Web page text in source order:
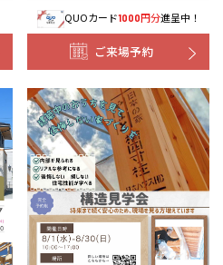
QUOカード1000円分進呈中！
ご来場予約